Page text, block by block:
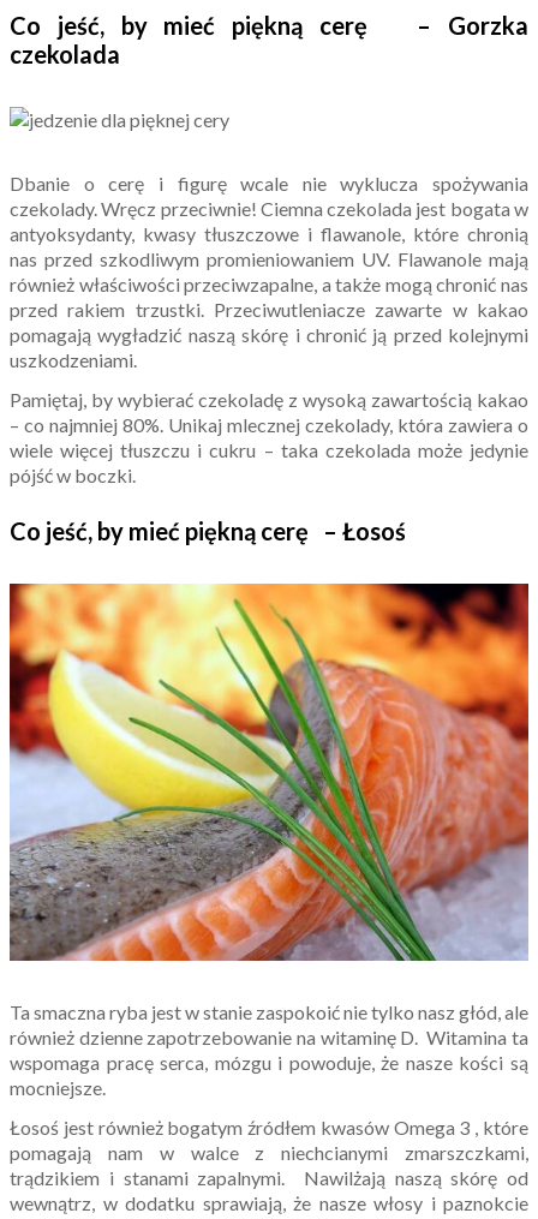
Co jeść, by mieć piękną cerę – Gorzka
czekolada
Dbanie o cerę i figurę wcale nie wyklucza spożywania
czekolady. Wręcz przeciwnie! Ciemna czekolada jest bogata w
antyoksydanty, kwasy tłuszczowe i flawanole, które chronią
nas przed szkodliwym promieniowaniem UV. Flawanole mają
również właściwości przeciwzapalne, a także mogą chronić nas
przed rakiem trzustki. Przeciwutleniacze zawarte w kakao
pomagają wygładzić naszą skórę i chronić ją przed kolejnymi
uszkodzeniami.
Pamiętaj, by wybierać czekoladę z wysoką zawartością kakao
– co najmniej 80%. Unikaj mlecznej czekolady, która zawiera o
wiele więcej tłuszczu i cukru – taka czekolada może jedynie
pójść w boczki.
Co jeść, by mieć piękną cerę – Łosoś
Ta smaczna ryba jest w stanie zaspokoić nie tylko nasz głód, ale
również dzienne zapotrzebowanie na witaminę D. Witamina ta
wspomaga pracę serca, mózgu i powoduje, że nasze kości są
mocniejsze.
Łosoś jest również bogatym źródłem kwasów Omega 3 , które
pomagają nam w walce z niechcianymi zmarszczkami,
trądzikiem i stanami zapalnymi. Nawilżają naszą skórę od
wewnątrz, w dodatku sprawiają, że nasze włosy i paznokcie